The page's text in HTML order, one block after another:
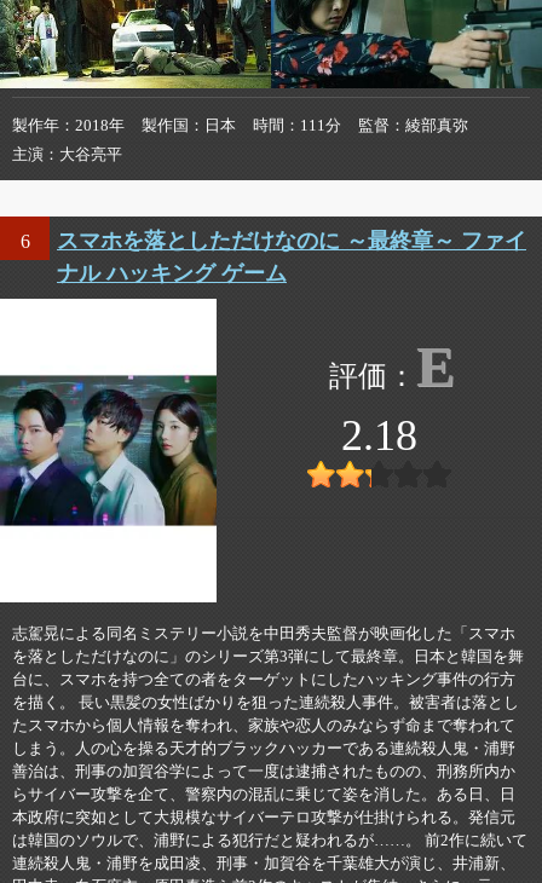
製作年 2018年 製作国 日本 時間 111分 監督
綾部真弥
主演
大谷亮平
6
スマホを落としただけなのに ～最終章～ ファイ
ナル ハッキング ゲーム
E
2.18
志駕晃による同名ミステリー小説を中田秀夫監督が映画化した「スマホ
を落としただけなのに」のシリーズ第3弾にして最終章。日本と韓国を舞
台に、スマホを持つ全ての者をターゲットにしたハッキング事件の行方
を描く。 長い黒髪の女性ばかりを狙った連続殺人事件。被害者は落とし
たスマホから個人情報を奪われ、家族や恋人のみならず命まで奪われて
しまう。人の心を操る天才的ブラックハッカーである連続殺人鬼・浦野
善治は、刑事の加賀谷学によって一度は逮捕されたものの、刑務所内か
らサイバー攻撃を企て、警察内の混乱に乗じて姿を消した。ある日、日
本政府に突如として大規模なサイバーテロ攻撃が仕掛けられる。発信元
は韓国のソウルで、浦野による犯行だと疑われるが……。 前2作に続いて
連続殺人鬼・浦野を成田凌、刑事・加賀谷を千葉雄大が演じ、井浦新、